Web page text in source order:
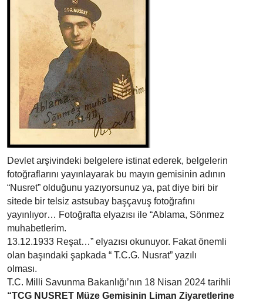
Devlet arşivindeki belgelere istinat ederek, belgelerin
fotoğraflarını yayınlayarak bu mayın gemisinin adının
“Nusret” olduğunu yazıyorsunuz ya, pat diye biri bir
sitede bir telsiz astsubay başçavuş fotoğrafını
yayınlıyor… Fotoğrafta elyazısı ile “Ablama, Sönmez
muhabetlerim.
13.12.1933 Reşat…” elyazısı okunuyor. Fakat önemli
olan başındaki şapkada “ T.C.G. Nusrat” yazılı
olması.
T.C. Milli Savunma Bakanlığı’nın 18 Nisan 2024 tarihli
“TCG NUSRET Müze Gemisinin Liman Ziyaretlerine